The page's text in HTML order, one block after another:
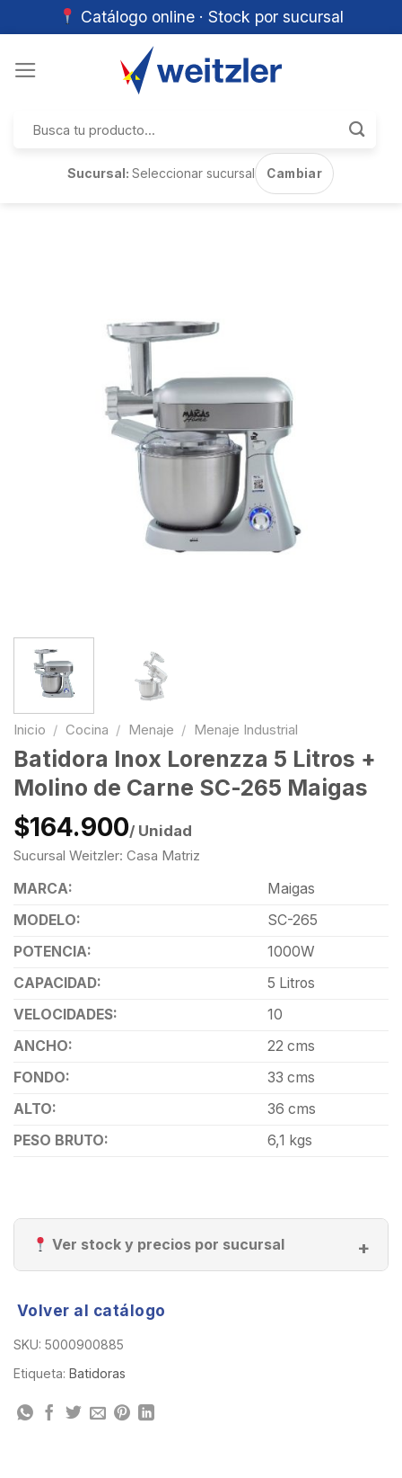
Catálogo online · Stock por sucursal
por:
Sucursal:Seleccionar sucursal Cambiar
Inicio / Cocina / Menaje / Menaje Industrial
Batidora Inox Lorenzza 5 Litros +
Molino de Carne SC-265 Maigas
$164.900/ Unidad
Sucursal Weitzler: Casa Matriz
MARCA:
Maigas
MODELO:
SC-265
POTENCIA:
1000W
CAPACIDAD:
5 Litros
VELOCIDADES:
10
ANCHO:
22 cms
FONDO:
33 cms
ALTO:
36 cms
PESO BRUTO:
6,1 kgs
Ver stock y precios por sucursal
Volver al catálogo
SKU: 5000900885
Etiqueta: Batidoras